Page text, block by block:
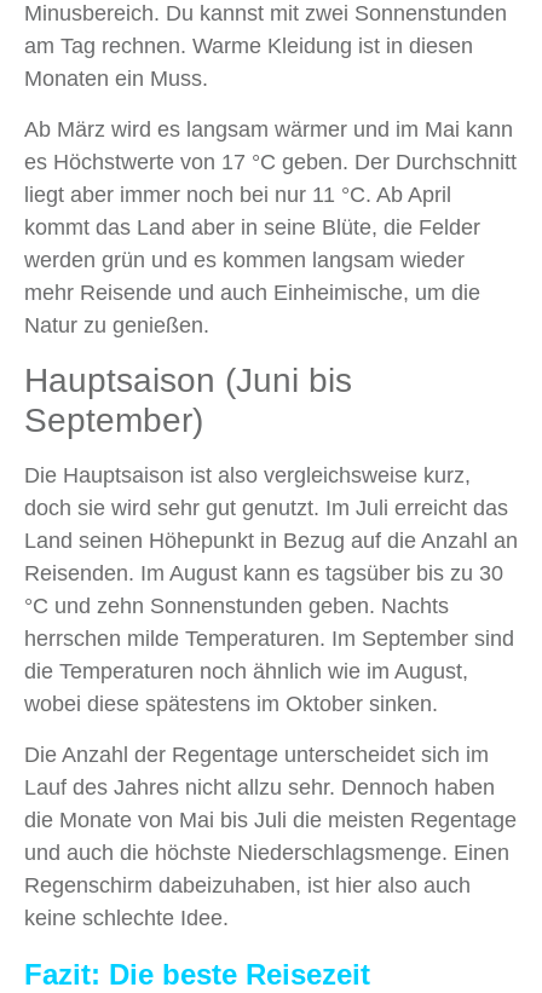
Minusbereich. Du kannst mit zwei Sonnenstunden
am Tag rechnen. Warme Kleidung ist in diesen
Monaten ein Muss.
Ab März wird es langsam wärmer und im Mai kann
es Höchstwerte von 17 °C geben. Der Durchschnitt
liegt aber immer noch bei nur 11 °C. Ab April
kommt das Land aber in seine Blüte, die Felder
werden grün und es kommen langsam wieder
mehr Reisende und auch Einheimische, um die
Natur zu genießen.
Hauptsaison (Juni bis
September)
Die Hauptsaison ist also vergleichsweise kurz,
doch sie wird sehr gut genutzt. Im Juli erreicht das
Land seinen Höhepunkt in Bezug auf die Anzahl an
Reisenden. Im August kann es tagsüber bis zu 30
°C und zehn Sonnenstunden geben. Nachts
herrschen milde Temperaturen. Im September sind
die Temperaturen noch ähnlich wie im August,
wobei diese spätestens im Oktober sinken.
Die Anzahl der Regentage unterscheidet sich im
Lauf des Jahres nicht allzu sehr. Dennoch haben
die Monate von Mai bis Juli die meisten Regentage
und auch die höchste Niederschlagsmenge. Einen
Regenschirm dabeizuhaben, ist hier also auch
keine schlechte Idee.
Fazit: Die beste Reisezeit